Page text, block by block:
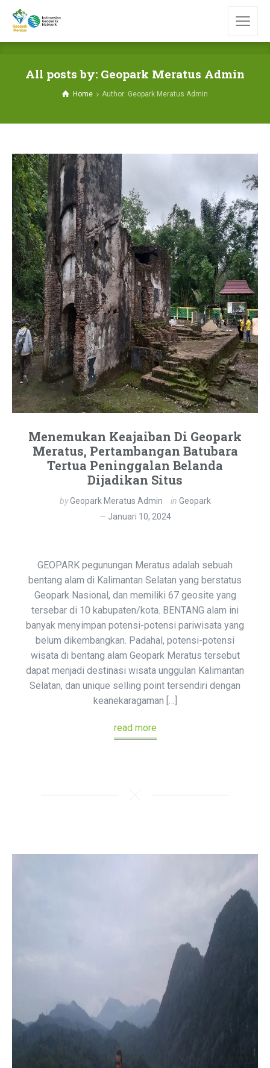
All posts by: Geopark Meratus Admin
Home Author: Geopark Meratus Admin
Menemukan Keajaiban Di Geopark
Meratus, Pertambangan Batubara
Tertua Peninggalan Belanda
Dijadikan Situs
byGeopark Meratus Admin in Geopark
Januari 10, 2024
GEOPARK pegunungan Meratus adalah sebuah
bentang alam di Kalimantan Selatan yang berstatus
Geopark Nasional, dan memiliki 67 geosite yang
tersebar di 10 kabupaten/kota. BENTANG alam ini
banyak menyimpan potensi-potensi pariwisata yang
belum dikembangkan. Padahal, potensi-potensi
wisata di bentang alam Geopark Meratus tersebut
dapat menjadi destinasi wisata unggulan Kalimantan
Selatan, dan unique selling point tersendiri dengan
keanekaragaman […]
read more